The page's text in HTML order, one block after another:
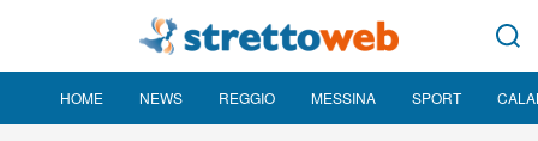
HOME NEWS REGGIO MESSINA SPORT